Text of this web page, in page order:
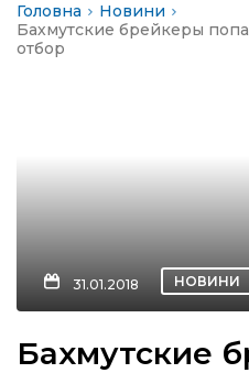
Головна
Новини
Бахмутские брейкеры
отбор
31.01.2018 НОВИНИ
Бахмутские